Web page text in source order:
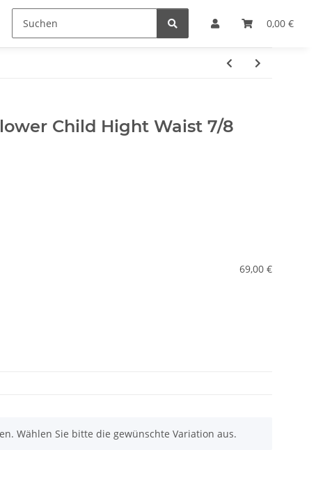
0,00 €
Hersteller
Child Hight Waist 7/8
69,00 €
Wählen Sie bitte die gewünschte Variation aus.